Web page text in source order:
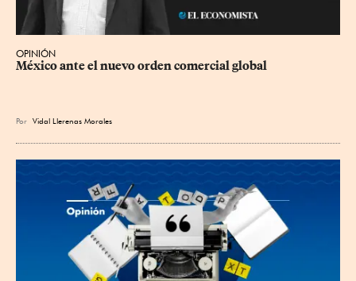
OPINIÓN
México ante el nuevo orden comercial global
Por Vidal Llerenas Morales